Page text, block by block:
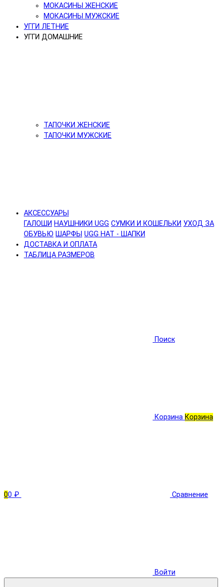
МОКАСИНЫ ЖЕНСКИЕ
МОКАСИНЫ МУЖСКИЕ
УГГИ ЛЕТНИЕ
УГГИ ДОМАШНИЕ
ТАПОЧКИ ЖЕНСКИЕ
ТАПОЧКИ МУЖСКИЕ
АКСЕССУАРЫ
ГАЛОШИ НАУШНИКИ UGG СУМКИ И КОШЕЛЬКИ УХОД ЗА
ОБУВЬЮ ШАРФЫ UGG HAT - ШАПКИ
ДОСТАВКА И ОПЛАТА
ТАБЛИЦА РАЗМЕРОВ
Поиск
Корзина Корзина
00 ₽ Сравнение
Войти